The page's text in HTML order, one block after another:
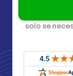
solo se